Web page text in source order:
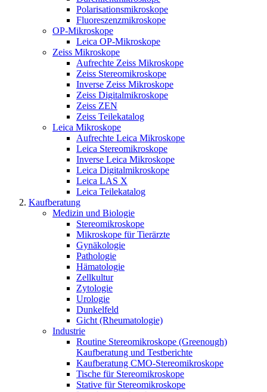
Polarisationsmikroskope
Fluoreszenzmikroskope
OP-Mikroskope
Leica OP-Mikroskope
Zeiss Mikroskope
Aufrechte Zeiss Mikroskope
Zeiss Stereomikroskope
Inverse Zeiss Mikroskope
Zeiss Digitalmikroskope
Zeiss ZEN
Zeiss Teilekatalog
Leica Mikroskope
Aufrechte Leica Mikroskope
Leica Stereomikroskope
Inverse Leica Mikroskope
Leica Digitalmikroskope
Leica LAS X
Leica Teilekatalog
Kaufberatung
Medizin und Biologie
Stereomikroskope
Mikroskope für Tierärzte
Gynäkologie
Pathologie
Hämatologie
Zellkultur
Zytologie
Urologie
Dunkelfeld
Gicht (Rheumatologie)
Industrie
Routine Stereomikroskope (Greenough)
Kaufberatung und Testberichte
Kaufberatung CMO-Stereomikroskope
Tische für Stereomikroskope
Stative für Stereomikroskope